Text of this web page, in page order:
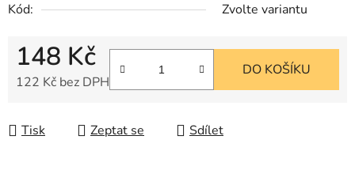
Kód:
Zvolte variantu
148 Kč
122 Kč bez DPH
DO KOŠÍKU
Tisk Zeptat se Sdílet